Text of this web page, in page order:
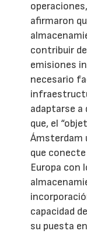
afirmaron
contribuir
emisiones
necesario
adaptarse
que, el
Ámsterdam
que
Europa con
capacidad
su puesta